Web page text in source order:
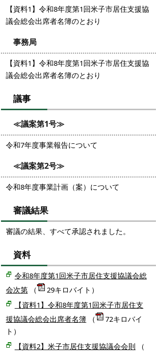
【資料1】令和8年度第1回米子市居住支援協
議会総会出席者名簿のとおり
事務局
【資料1】令和8年度第1回米子市居住支援協
議会総会出席者名簿のとおり
議事
≪議案第1号≫
令和7年度事業報告について
≪議案第2号≫
令和8年度事業計画（案）について
審議結果
審議の結果、すべて承認されました。
資料
令和8年度第1回米子市居住支援協議会総
会次第 （
29キロバイト）
【資料1】令和8年度第1回米子市居住支
援協議会総会出席者名簿 （
72キロバイ
ト）
【資料2】米子市居住支援協議会会則 （